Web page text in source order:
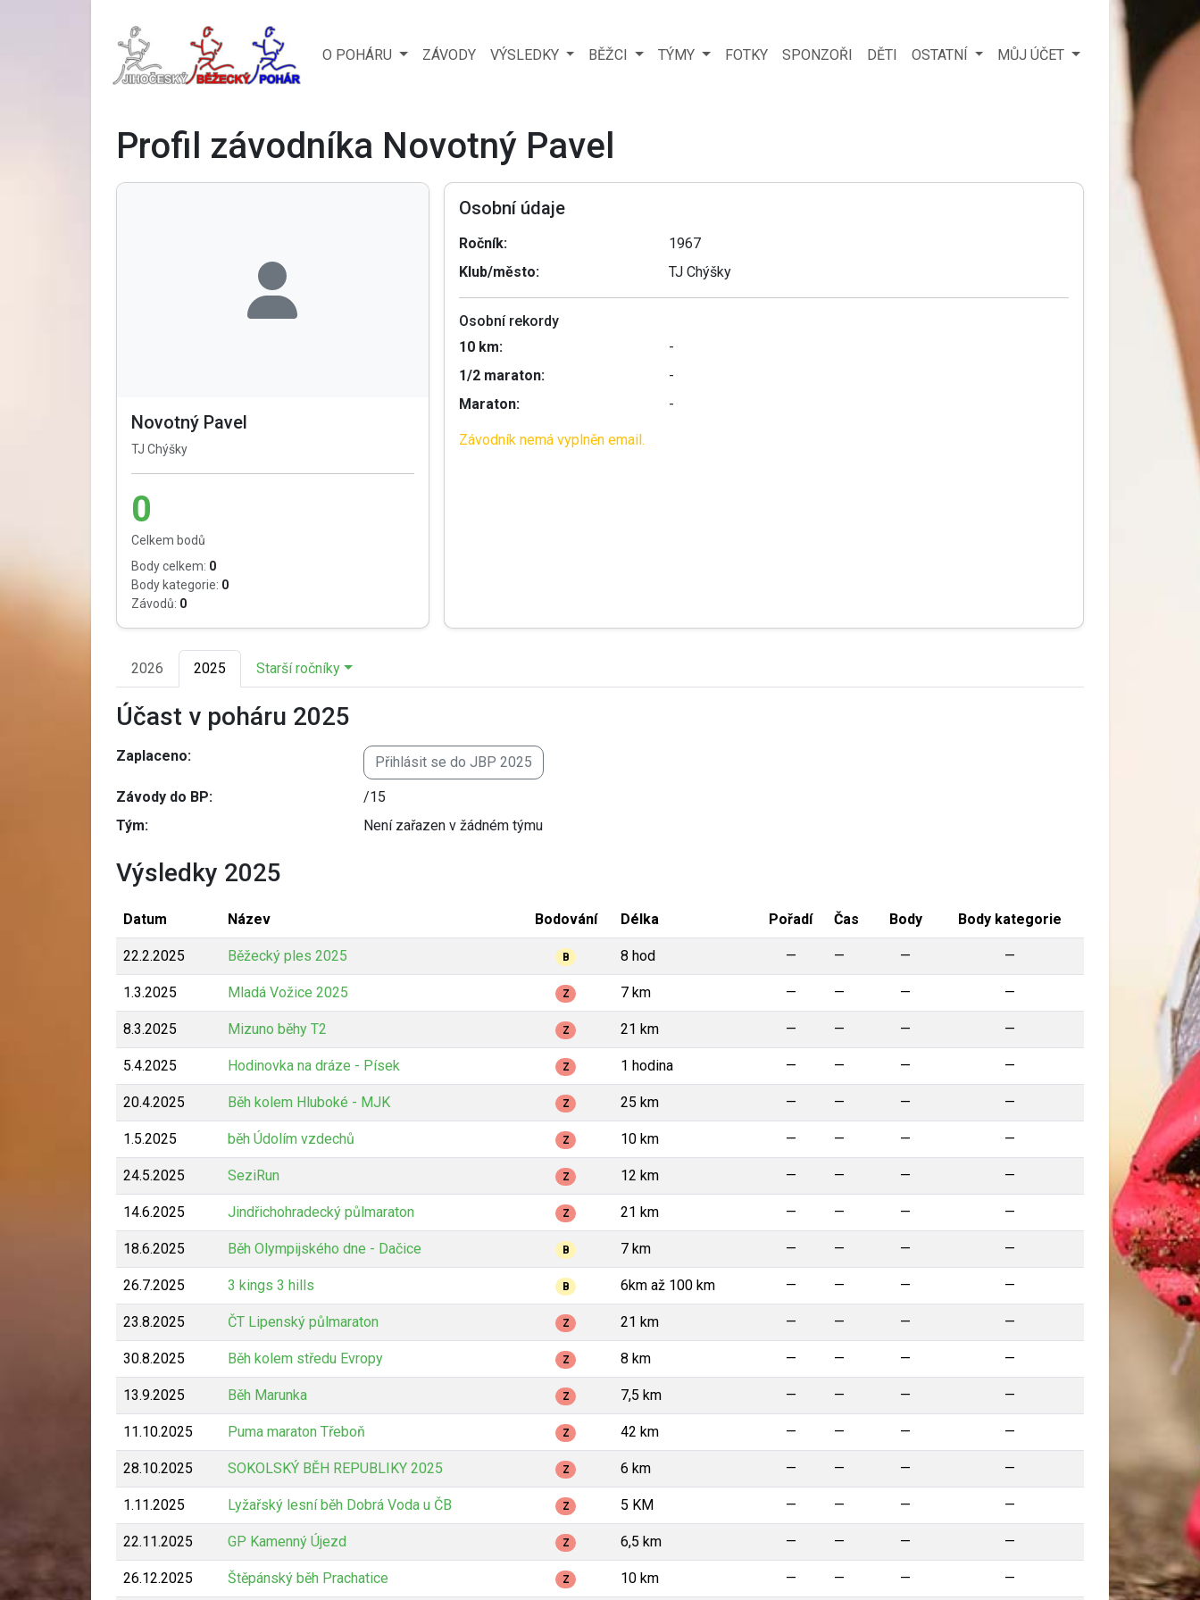
O POHÁRU ZÁVODY VÝSLEDKY BĚŽCI TÝMY FOTKY SPONZOŘI DĚTI OSTATNÍ MŮJ ÚČET
Profil závodníka Novotný Pavel
Novotný Pavel
TJ Chýšky
0
Celkem bodů
Body celkem: 0
Body kategorie: 0
Závodů: 0
Osobní údaje
Ročník:
1967
Klub/město:
TJ Chýšky
Osobní rekordy
10 km:
-
1/2 maraton:
-
Maraton:
-
Závodník nemá vyplněn email.
2026 2025 Starší ročníky
Účast v poháru 2025
Zaplaceno: Přihlásit se do JBP 2025
Závody do BP:
/15
Tým:
Není zařazen v žádném týmu
Výsledky 2025
Datum Název Bodování Délka Pořadí Čas Body Body kategorie
22.2.2025 Běžecký ples 2025 B 8 hod — — — —
1.3.2025 Mladá Vožice 2025 Z 7 km — — — —
8.3.2025 Mizuno běhy T2 Z 21 km — — — —
5.4.2025 Hodinovka na dráze - Písek Z 1 hodina — — — —
20.4.2025 Běh kolem Hluboké - MJK Z 25 km — — — —
1.5.2025 běh Údolím vzdechů Z 10 km — — — —
24.5.2025 SeziRun Z 12 km — — — —
14.6.2025 Jindřichohradecký půlmaraton Z 21 km — — — —
18.6.2025 Běh Olympijského dne - Dačice B 7 km — — — —
26.7.2025 3 kings 3 hills B 6km až 100 km — — — —
23.8.2025 ČT Lipenský půlmaraton Z 21 km — — — —
30.8.2025 Běh kolem středu Evropy Z 8 km — — — —
13.9.2025 Běh Marunka Z 7,5 km — — — —
11.10.2025 Puma maraton Třeboň Z 42 km — — — —
28.10.2025 SOKOLSKÝ BĚH REPUBLIKY 2025 Z 6 km — — — —
1.11.2025 Lyžařský lesní běh Dobrá Voda u ČB Z 5 KM — — — —
22.11.2025 GP Kamenný Újezd Z 6,5 km — — — —
26.12.2025 Štěpánský běh Prachatice Z 10 km — — — —